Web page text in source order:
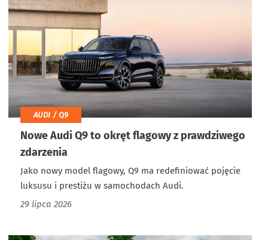
AUDI / Q9
Nowe Audi Q9 to okręt flagowy z prawdziwego
zdarzenia
Jako nowy model flagowy, Q9 ma redefiniować pojęcie
luksusu i prestiżu w samochodach Audi.
29 lipca 2026